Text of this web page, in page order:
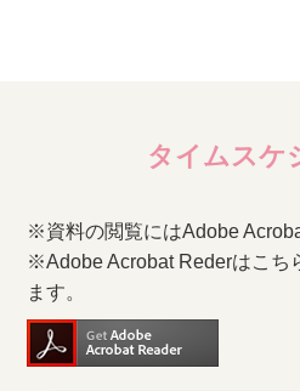
タイムスケ
※資料の閲覧にはAdobe
※Adobe Acrobat Rederはこち
ます。